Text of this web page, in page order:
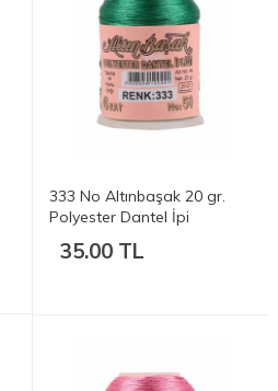
333 No Altınbaşak 20 gr.
Polyester Dantel İpi
35.00 TL